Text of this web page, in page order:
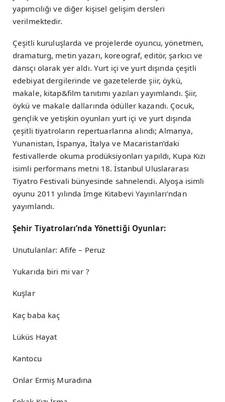
yapımcılığı ve diğer kişisel gelişim dersleri
verilmektedir.
Çeşitli kuruluşlarda ve projelerde oyuncu, yönetmen,
dramaturg, metin yazarı, koreograf, editör, şarkıcı ve
dansçı olarak yer aldı. Yurt içi ve yurt dışında çeşitli
edebiyat dergilerinde ve gazetelerde şiir, öykü,
makale, kitap&film tanıtımı yazıları yayımlandı. Şiir,
öykü ve makale dallarında ödüller kazandı. Çocuk,
gençlik ve yetişkin oyunları yurt içi ve yurt dışında
çeşitli tiyatroların repertuarlarına alındı; Almanya,
Yunanistan, İspanya, İtalya ve Macaristan’daki
festivallerde okuma prodüksiyonları yapıldı, Kupa Kızı
isimli performans metni 18. İstanbul Uluslararası
Tiyatro Festivali bünyesinde sahnelendi. Alyoşa isimli
oyunu 2011 yılında İmge Kitabevi Yayınları’ndan
yayımlandı.
Şehir Tiyatroları’nda Yönettiği Oyunlar:
Unutulanlar: Afife – Peruz
Yukarıda biri mi var ?
Kuşlar
Kaç baba kaç
Lüküs Hayat
Kantocu
Onlar Ermiş Muradına